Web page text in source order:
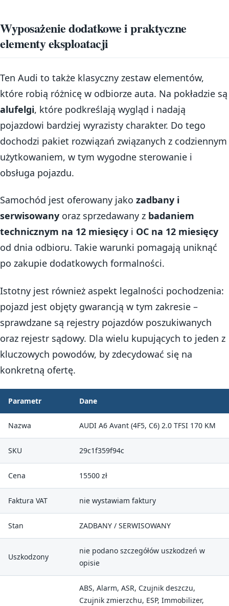
Wyposażenie dodatkowe i praktyczne
elementy eksploatacji
Ten Audi to także klasyczny zestaw elementów,
które robią różnicę w odbiorze auta. Na pokładzie są
alufelgi, które podkreślają wygląd i nadają
pojazdowi bardziej wyrazisty charakter. Do tego
dochodzi pakiet rozwiązań związanych z codziennym
użytkowaniem, w tym wygodne sterowanie i
obsługa pojazdu.
Samochód jest oferowany jako zadbany i
serwisowany oraz sprzedawany z badaniem
technicznym na 12 miesięcy i OC na 12 miesięcy
od dnia odbioru. Takie warunki pomagają uniknąć
po zakupie dodatkowych formalności.
Istotny jest również aspekt legalności pochodzenia:
pojazd jest objęty gwarancją w tym zakresie –
sprawdzane są rejestry pojazdów poszukiwanych
oraz rejestr sądowy. Dla wielu kupujących to jeden z
kluczowych powodów, by zdecydować się na
konkretną ofertę.
Parametr Dane
Nazwa AUDI A6 Avant (4F5, C6) 2.0 TFSI 170 KM
SKU 29c1f359f94c
Cena 15500 zł
Faktura VAT nie wystawiam faktury
Stan ZADBANY / SERWISOWANY
Uszkodzony
nie podano szczegółów uszkodzeń w
opisie
ABS, Alarm, ASR, Czujnik deszczu,
Czujnik zmierzchu, ESP, Immobilizer,